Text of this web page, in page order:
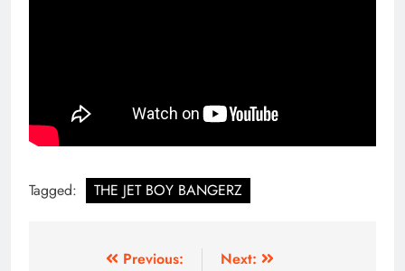
Tagged: THE JET BOY BANGERZ
Previous:
Next: